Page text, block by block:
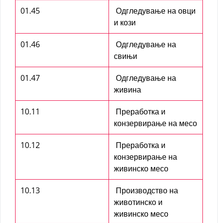
01.45
Одгледување на овци
и кози
01.46
Одгледување на
свињи
01.47
Одгледување на
живина
10.11
Преработка и
конзервирање на месо
10.12
Преработка и
конзервирање на
живинско месо
10.13
Производство на
животинско и
живинско месо